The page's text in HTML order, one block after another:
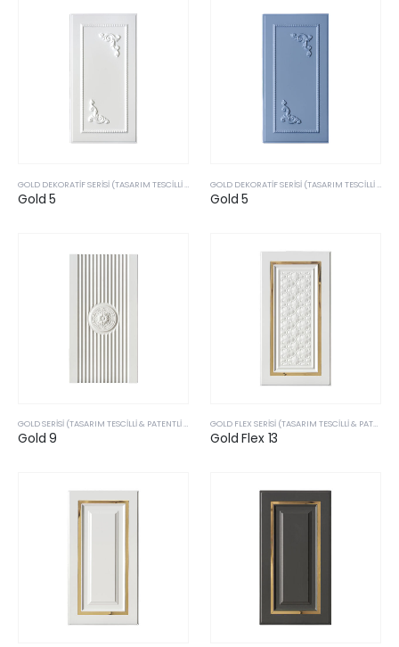
GOLD DEKORATIF SERISI (TASARIM TESCILLI & PATENTLI ÜRÜLERIMIZ)
Gold 5
GOLD DEKORATIF SERISI (TASARIM TESCILLI & PATENTLI ÜRÜLERIMIZ)
Gold 5
GOLD SERISI (TASARIM TESCILLI & PATENTLI ÜRÜLERIMIZ)
Gold 9
GOLD FLEX SERISI (TASARIM TESCILLI & PATENTLI ÜRÜLERIMIZ)
Gold Flex 13